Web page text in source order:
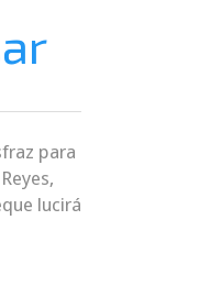
para
lucirá